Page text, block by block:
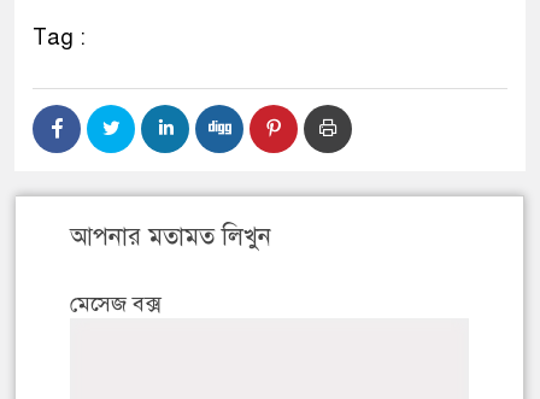
Tag :
আপনার মতামত লিখুন
মেসেজ বক্স